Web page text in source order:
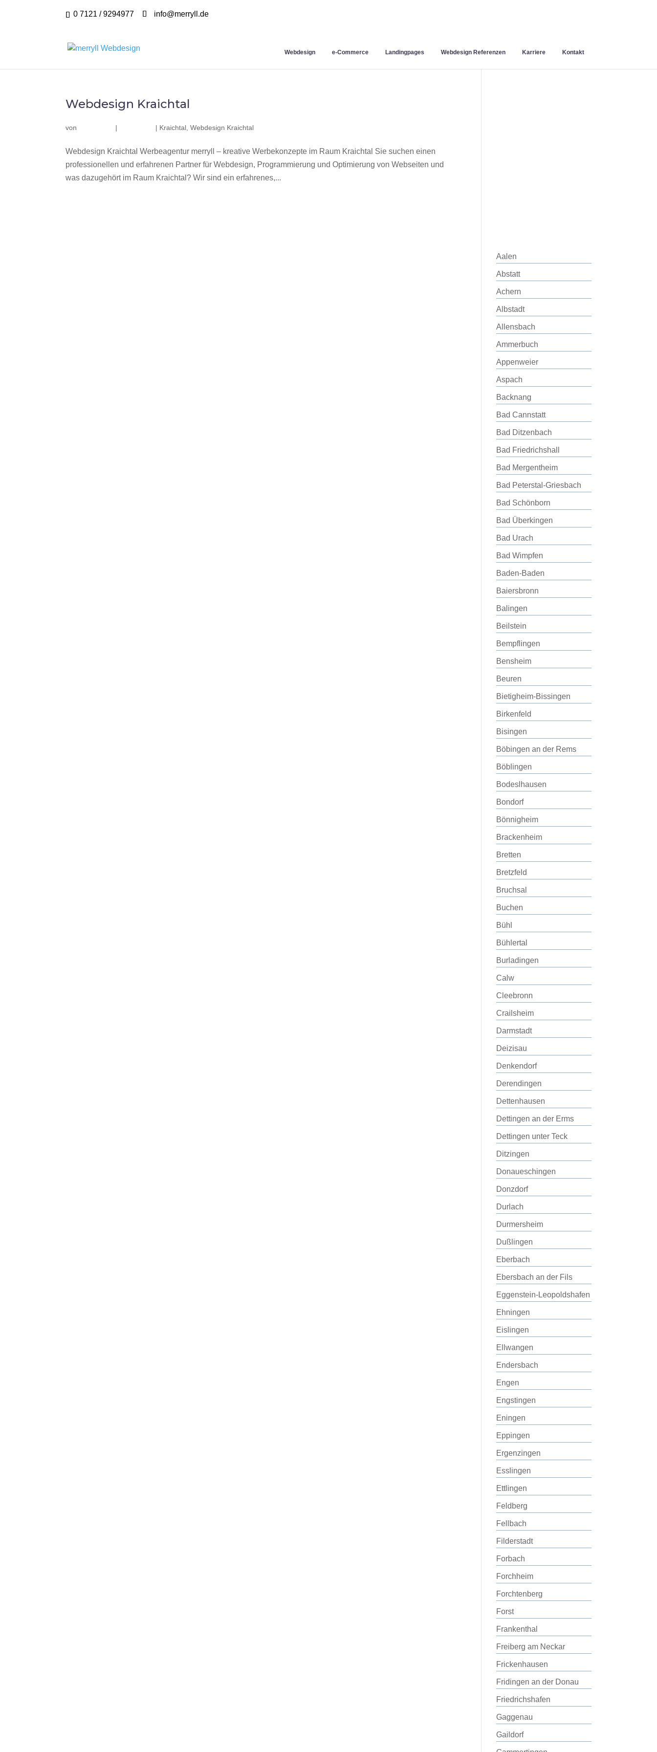
0 7121 / 9294977 info@merryll.de
Webdesign e-Commerce Landingpages Webdesign Referenzen Karriere Kontakt
Webdesign Kraichtal
von | | Kraichtal ,Webdesign Kraichtal
Webdesign Kraichtal Werbeagentur merryll – kreative Werbekonzepte im Raum Kraichtal Sie suchen einen
professionellen und erfahrenen Partner für Webdesign, Programmierung und Optimierung von Webseiten und
was dazugehört im Raum Kraichtal? Wir sind ein erfahrenes,...
Aalen
Abstatt
Achern
Albstadt
Allensbach
Ammerbuch
Appenweier
Aspach
Backnang
Bad Cannstatt
Bad Ditzenbach
Bad Friedrichshall
Bad Mergentheim
Bad Peterstal-Griesbach
Bad Schönborn
Bad Überkingen
Bad Urach
Bad Wimpfen
Baden-Baden
Baiersbronn
Balingen
Beilstein
Bempflingen
Bensheim
Beuren
Bietigheim-Bissingen
Birkenfeld
Bisingen
Böbingen an der Rems
Böblingen
Bodeslhausen
Bondorf
Bönnigheim
Brackenheim
Bretten
Bretzfeld
Bruchsal
Buchen
Bühl
Bühlertal
Burladingen
Calw
Cleebronn
Crailsheim
Darmstadt
Deizisau
Denkendorf
Derendingen
Dettenhausen
Dettingen an der Erms
Dettingen unter Teck
Ditzingen
Donaueschingen
Donzdorf
Durlach
Durmersheim
Dußlingen
Eberbach
Ebersbach an der Fils
Eggenstein-Leopoldshafen
Ehningen
Eislingen
Ellwangen
Endersbach
Engen
Engstingen
Eningen
Eppingen
Ergenzingen
Esslingen
Ettlingen
Feldberg
Fellbach
Filderstadt
Forbach
Forchheim
Forchtenberg
Forst
Frankenthal
Freiberg am Neckar
Frickenhausen
Fridingen an der Donau
Friedrichshafen
Gaggenau
Gaildorf